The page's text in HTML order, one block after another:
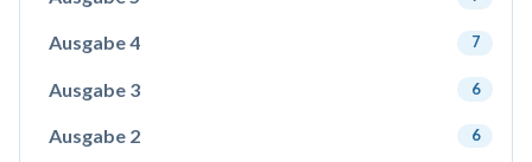
Ausgabe 4 7
Ausgabe 3 6
Ausgabe 2 6